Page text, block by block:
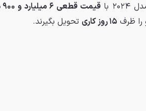
با
قیمت قطعی ۶ میلیارد و ۹۰۰ میلیون تومان
را ظرف ۱۵ روز کاری تحویل بگیرند.